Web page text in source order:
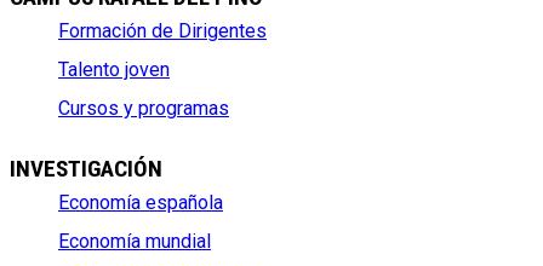
Formación de Dirigentes
Talento joven
Cursos y programas
INVESTIGACIÓN
Economía española
Economía mundial